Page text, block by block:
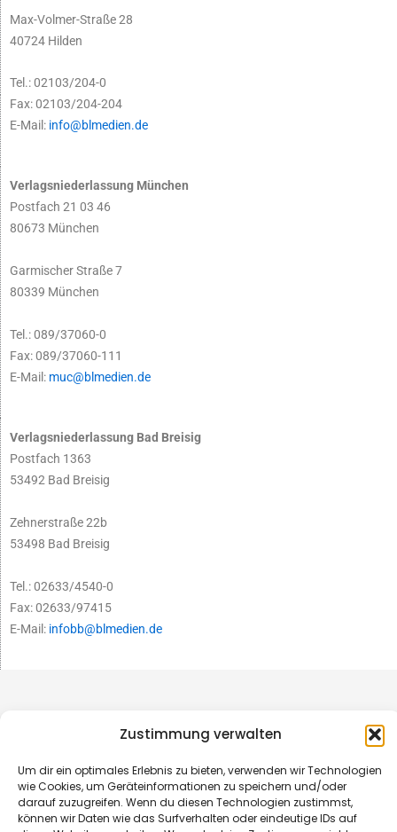
Zustimmung verwalten
Um dir ein optimales Erlebnis zu bieten, verwenden wir Technologien
wie Cookies, um Geräteinformationen zu speichern und/oder
darauf zuzugreifen. Wenn du diesen Technologien zustimmst,
können wir Daten wie das Surfverhalten oder eindeutige IDs auf
Max-Volmer-Straße 28
40724 Hilden
Tel.: 02103/204-0
Fax: 02103/204-204
E-Mail: info@blmedien.de
Verlagsniederlassung München
Postfach 21 03 46
80673 München
Garmischer Straße 7
80339 München
Tel.: 089/37060-0
Fax: 089/37060-111
E-Mail: muc@blmedien.de
Verlagsniederlassung Bad Breisig
Postfach 1363
53492 Bad Breisig
Zehnerstraße 22b
53498 Bad Breisig
Tel.: 02633/4540-0
Fax: 02633/97415
E-Mail: infobb@blmedien.de